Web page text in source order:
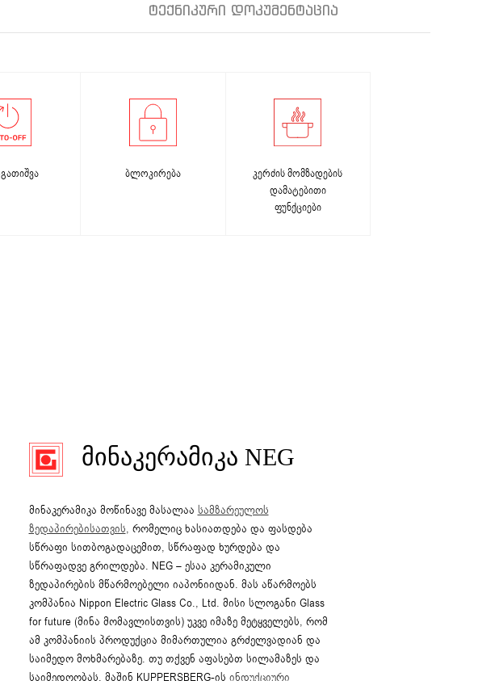
ᲢᲔᲥᲜᲘᲙᲣᲠᲘ ᲓᲝᲙᲣᲛᲔᲜᲢᲐᲪᲘᲐ
ბლოკირება
კერძის მომზადების
დამატებითი
ფუნქციები
ᲛᲘᲜᲐᲙᲔᲠᲐᲛᲘᲙᲐ NEG
მინაკერამიკა მოწინავე მასალაა სამზარეულოს
ზედაპირებისათვის, რომელიც ხასიათდება და ფასდება
სწრაფი სითბოგადაცემით, სწრაფად ხურდება და
სწრაფადვე გრილდება. NEG – ესაა კერამიკული
ზედაპირების მწარმოებელი იაპონიიდან. მას აწარმოებს
კომპანია Nippon Electric Glass Co., Ltd. მისი სლოგანი Glass
for future (მინა მომავლისთვის) უკვე იმაზე მეტყველებს, რომ
ამ კომპანიის პროდუქცია მიმართულია გრძელვადიან და
საიმედო მოხმარებაზე. თუ თქვენ აფასებთ სილამაზეს და
საიმედოობას, მაშინ KUPPERSBERG-ის ინდუქციური